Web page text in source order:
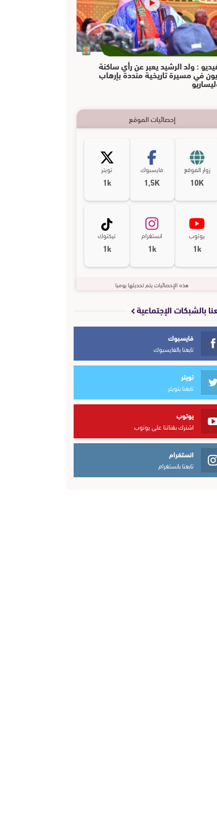
: ولد الرشيد يعبر عن رأي ساكنة
في مسيرة تاريخية منددة بإرهاب
إحصائيات الموقع
زوار الموقع
10K
فايسبوك
1,5K
تويتر
1k
يوتوب
1k
انستغرام
1k
تيكتوك
1k
هذه الإحصائيات يتم تحديثها يوميا
بالشبكات الإجتماعية
فايسبوك
تابعنا بالفايسبوك
تويتر
تابعنا بتويتر
يوتوب
اشترك بقناتنا على يوتوب
انستغرام
تابعنا بانستغرام